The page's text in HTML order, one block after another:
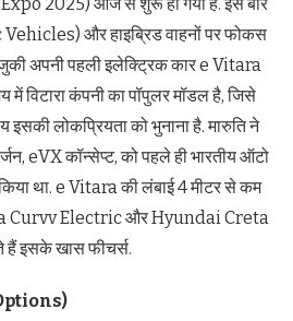
और हाइब्रिड वाहनों पर फोकस
अपनी पहली इलेक्ट्रिक कार e Vitara
में विटारा कंपनी का पॉपुलर मॉडल है, जिसे
इसकी लोकप्रियता को भुनाना है. मारुति ने
eVX कॉन्सेप्ट, को पहले ही भारतीय ऑटो
था. e Vitara की लंबाई 4 मीटर से कम
Curvv Electric और Hyundai Creta
हैं इसके खास फीचर्स.